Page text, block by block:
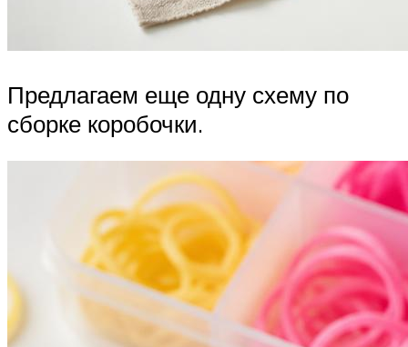
Предлагаем еще одну схему по
сборке коробочки.